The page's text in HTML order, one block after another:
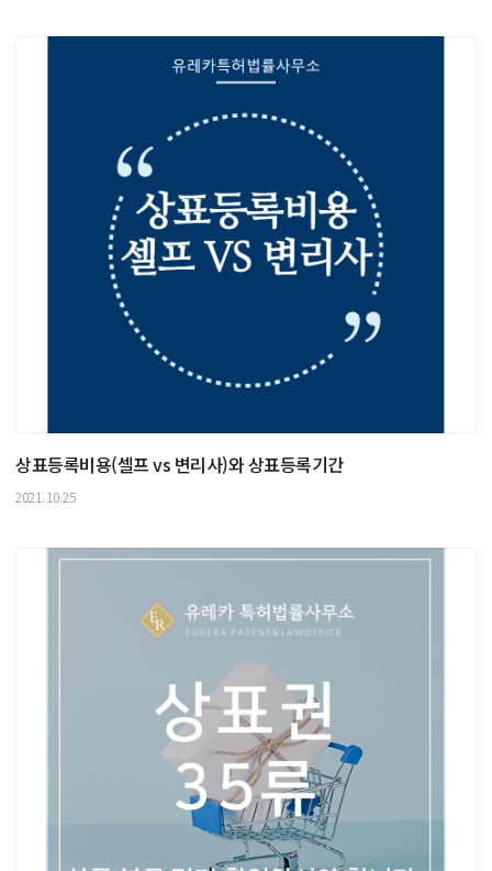
상표등록비용(셀프 vs 변리사)와 상표등록기간
2021.10.25